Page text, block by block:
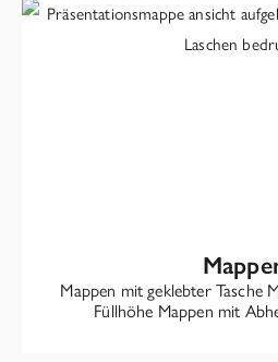
Mappen mit geklebter Tasche
Füllhöhe Mappen mit